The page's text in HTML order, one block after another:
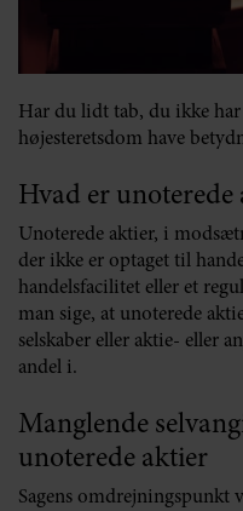
Har du lidt tab, du ikke har
højesteretsdom have
Hvad er unoterede
Unoterede aktier, i
der ikke er optaget til
handelsfacilitet eller et
man sige, at unoterede
selskaber eller aktie- eller
andel i.
Manglende
unoterede aktier
Sagens omdrejningspunkt